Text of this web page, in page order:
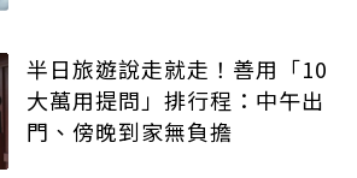
半日旅遊說走就走！善用「10
大萬用提問」排行程：中午出
門、傍晚到家無負擔